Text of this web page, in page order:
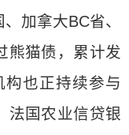
加拿大BC省、
熊猫债，累计发
也正持续参与
法国农业信贷银